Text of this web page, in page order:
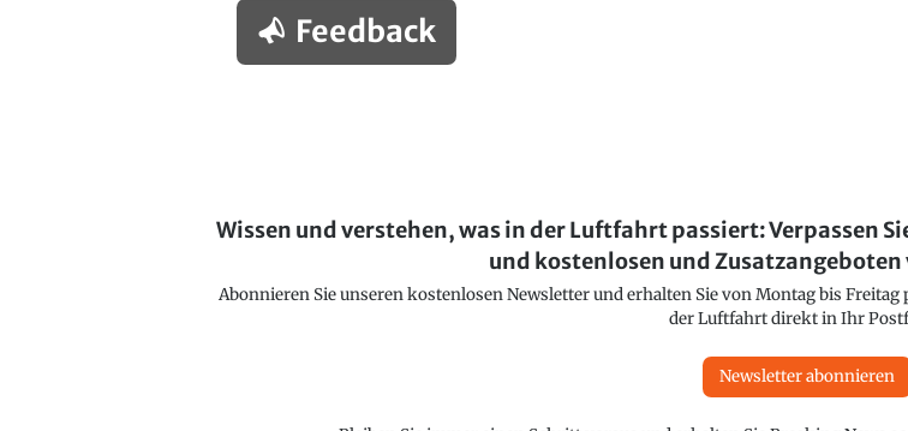
Feedback
Wissen und verstehen, was in der Luftfahrt passiert: Verpassen
und kostenlosen und Zusatzangeboten
Abonnieren Sie unseren kostenlosen Newsletter und erhalten Sie von Montag bis
der Luftfahrt direkt in Ihr
Newsletter abonnieren